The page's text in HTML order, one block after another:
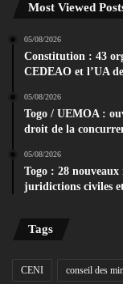
Most Viewed
05/08/2026
Constitution : 43
CEDEAO et l’UA
05/08/2026
Togo / UEMOA :
droit de la
05/08/2026
Togo : 28
juridictions civiles
Tags
CENI conseil des